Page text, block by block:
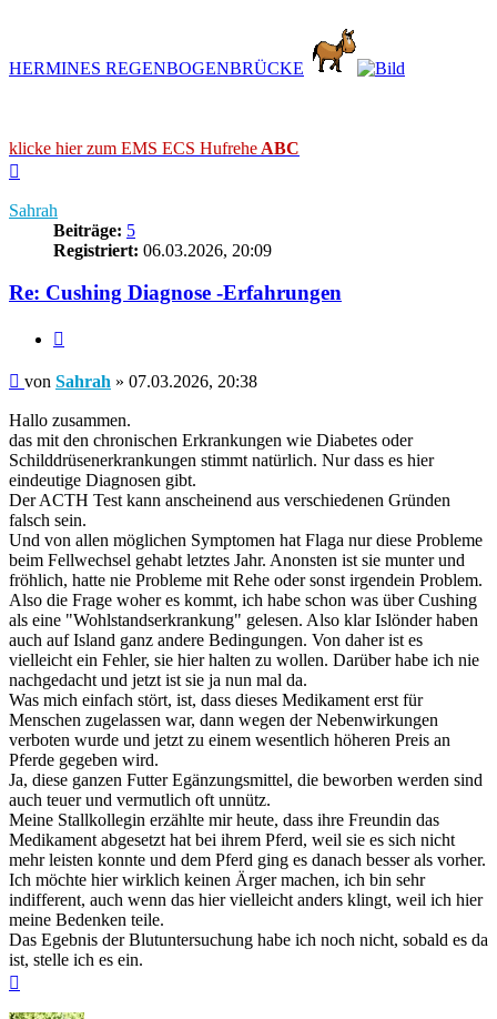
HERMINES REGENBOGENBRÜCKE
klicke hier zum EMS ECS Hufrehe ABC
Sahrah
Beiträge: 5
Registriert: 06.03.2026, 20:09
Re: Cushing Diagnose -Erfahrungen
Beitrag
von Sahrah » 07.03.2026, 20:38
Hallo zusammen.
das mit den chronischen Erkrankungen wie Diabetes oder
Schilddrüsenerkrankungen stimmt natürlich. Nur dass es hier
eindeutige Diagnosen gibt.
Der ACTH Test kann anscheinend aus verschiedenen Gründen
falsch sein.
Und von allen möglichen Symptomen hat Flaga nur diese Probleme
beim Fellwechsel gehabt letztes Jahr. Anonsten ist sie munter und
fröhlich, hatte nie Probleme mit Rehe oder sonst irgendein Problem.
Also die Frage woher es kommt, ich habe schon was über Cushing
als eine "Wohlstandserkrankung" gelesen. Also klar Islönder haben
auch auf Island ganz andere Bedingungen. Von daher ist es
vielleicht ein Fehler, sie hier halten zu wollen. Darüber habe ich nie
nachgedacht und jetzt ist sie ja nun mal da.
Was mich einfach stört, ist, dass dieses Medikament erst für
Menschen zugelassen war, dann wegen der Nebenwirkungen
verboten wurde und jetzt zu einem wesentlich höheren Preis an
Pferde gegeben wird.
Ja, diese ganzen Futter Egänzungsmittel, die beworben werden sind
auch teuer und vermutlich oft unnütz.
Meine Stallkollegin erzählte mir heute, dass ihre Freundin das
Medikament abgesetzt hat bei ihrem Pferd, weil sie es sich nicht
mehr leisten konnte und dem Pferd ging es danach besser als vorher.
Ich möchte hier wirklich keinen Ärger machen, ich bin sehr
indifferent, auch wenn das hier vielleicht anders klingt, weil ich hier
meine Bedenken teile.
Das Egebnis der Blutuntersuchung habe ich noch nicht, sobald es da
ist, stelle ich es ein.